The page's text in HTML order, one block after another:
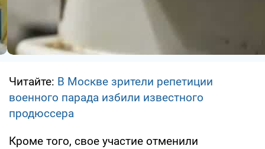
Читайте: В Москве зрители репетиции
военного парада избили известного
продюссера
Кроме того, свое участие отменили